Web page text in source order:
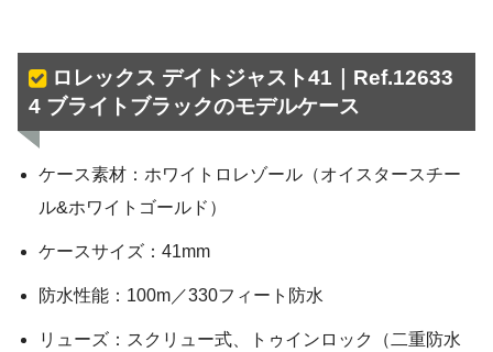
ロレックス デイトジャスト41｜Ref.12633
4 ブライトブラックのモデルケース
ケース素材：ホワイトロレゾール（オイスタースチー
ル&ホワイトゴールド）
ケースサイズ：41mm
防水性能：100m／330フィート防水
リューズ：スクリュー式、トゥインロック（二重防水